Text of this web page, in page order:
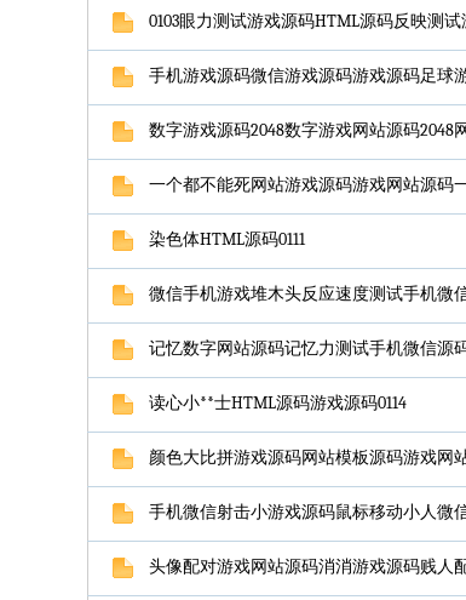
0103眼力测试游戏源码HTML源码反映测
手机游戏源码微信游戏源码游戏源码足球
数字游戏源码2048数字游戏网站源码2048
一个都不能死网站游戏源码游戏网站源码
染色体HTML源码0111
微信手机游戏堆木头反应速度测试手机微
记忆数字网站源码记忆力测试手机微信源
读心小**士HTML源码游戏源码0114
颜色大比拼游戏源码网站模板源码游戏网
手机微信射击小游戏源码鼠标移动小人微
头像配对游戏网站源码消消游戏源码贱人